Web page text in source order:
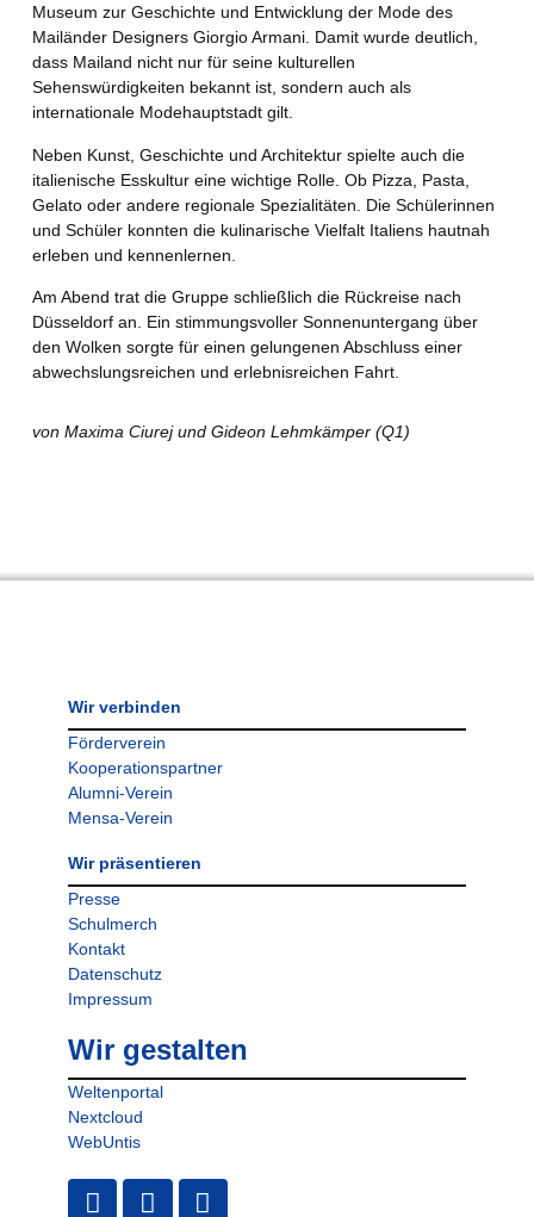
Museum zur Geschichte und Entwicklung der Mode des
Mailänder Designers Giorgio Armani. Damit wurde deutlich,
dass Mailand nicht nur für seine kulturellen
Sehenswürdigkeiten bekannt ist, sondern auch als
internationale Modehauptstadt gilt.
Neben Kunst, Geschichte und Architektur spielte auch die
italienische Esskultur eine wichtige Rolle. Ob Pizza, Pasta,
Gelato oder andere regionale Spezialitäten. Die Schülerinnen
und Schüler konnten die kulinarische Vielfalt Italiens hautnah
erleben und kennenlernen.
Am Abend trat die Gruppe schließlich die Rückreise nach
Düsseldorf an. Ein stimmungsvoller Sonnenuntergang über
den Wolken sorgte für einen gelungenen Abschluss einer
abwechslungsreichen und erlebnisreichen Fahrt.
von Maxima Ciurej und Gideon Lehmkämper (Q1)
Wir verbinden
Förderverein
Kooperationspartner
Alumni-Verein
Mensa-Verein
Wir präsentieren
Presse
Schulmerch
Kontakt
Datenschutz
Impressum
Wir gestalten
Weltenportal
Nextcloud
WebUntis